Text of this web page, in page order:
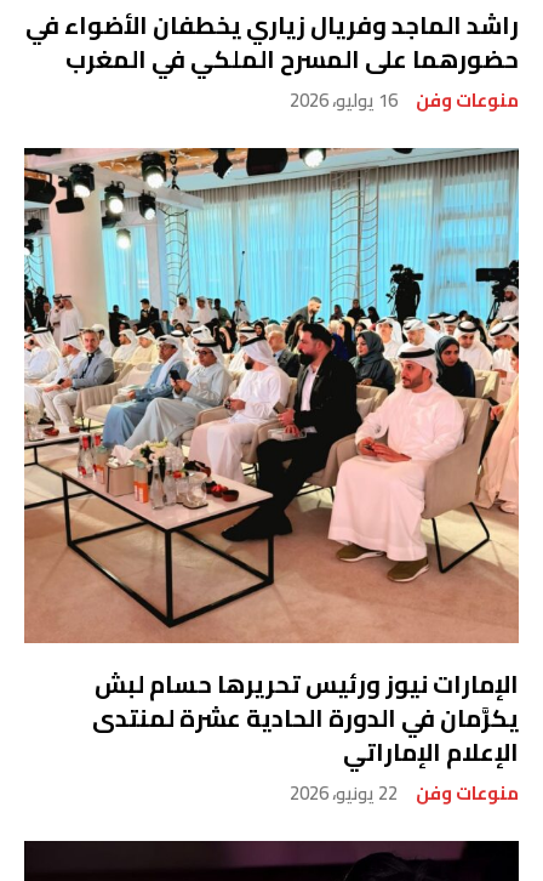
راشد الماجد وفريال زياري يخطفان الأضواء في
حضورهما على المسرح الملكي في المغرب
منوعات وفن 16 يوليو، 2026
الإمارات نيوز ورئيس تحريرها حسام لبش
يكرَّمان في الدورة الحادية عشرة لمنتدى
الإعلام الإماراتي
منوعات وفن 22 يونيو، 2026